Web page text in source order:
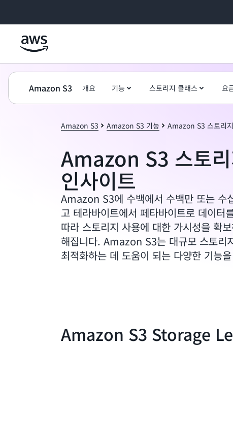
Amazon S3 개요 기능 스토리지 클래스 요
Amazon S3 Amazon S3 기능 Amazon S3 스토리
Amazon S3 스토
인사이트
Amazon S3에 수백에서 수백만 또는 수
고 테라바이트에서 페타바이트로 데이터
따라 스토리지 사용에 대한 가시성을 확
해집니다. Amazon S3는 대규모 스토리
최적화하는 데 도움이 되는 다양한 기능
Amazon S3 Storage